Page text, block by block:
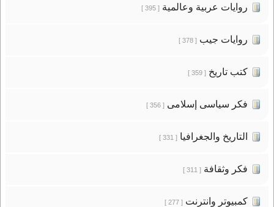
روايات عربية وعالمية[ 395 ]
روايات جيب[ 378 ]
كتب تاريخ[ 359 ]
فكر سياسى إسلامى[ 356 ]
التاريخ والجغرافيا[ 331 ]
فكر وثقافة[ 311 ]
كمبيوتر وانترنت[ 277 ]